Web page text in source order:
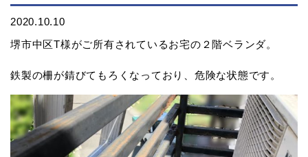
2020.10.10
堺市中区T様がご所有されているお宅の２階ベランダ。
鉄製の柵が錆びてもろくなっており、危険な状態です。